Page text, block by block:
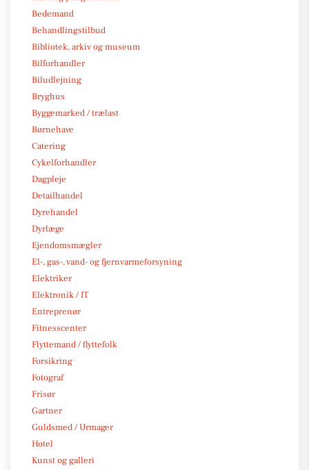
Bedemand
Behandlingstilbud
Bibliotek, arkiv og museum
Bilforhandler
Biludlejning
Bryghus
Byggemarked / trælast
Børnehave
Catering
Cykelforhandler
Dagpleje
Detailhandel
Dyrehandel
Dyrlæge
Ejendomsmægler
El-, gas-, vand- og fjernvarmeforsyning
Elektriker
Elektronik / IT
Entreprenør
Fitnesscenter
Flyttemand / flyttefolk
Forsikring
Fotograf
Frisør
Gartner
Guldsmed / Urmager
Hotel
Kunst og galleri